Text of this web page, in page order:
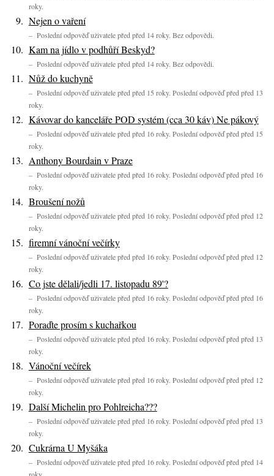
roky.
Nejen o vaření
– Poslední odpověď uživatele před před 14 roky. Bez odpovědi.
Kam na jídlo v podhůří Beskyd?
– Poslední odpověď uživatele před před 14 roky. Bez odpovědi.
Nůž do kuchyně
– Poslední odpověď uživatele před před 15 roky. Poslední odpověď před před 13
roky.
Kávovar do kanceláře POD systém (cca 30 káv) Ne pákový
– Poslední odpověď uživatele před před 16 roky. Poslední odpověď před před 15
roky.
Anthony Bourdain v Praze
– Poslední odpověď uživatele před před 16 roky. Poslední odpověď před před 16
roky.
Broušení nožů
– Poslední odpověď uživatele před před 16 roky. Poslední odpověď před před 12
roky.
firemní vánoční večírky
– Poslední odpověď uživatele před před 16 roky. Poslední odpověď před před 12
roky.
Co jste dělali/jedli 17. listopadu 89'?
– Poslední odpověď uživatele před před 16 roky. Poslední odpověď před před 16
roky.
Poraďte prosím s kuchařkou
– Poslední odpověď uživatele před před 16 roky. Poslední odpověď před před 13
roky.
Vánoční večírek
– Poslední odpověď uživatele před před 16 roky. Poslední odpověď před před 12
roky.
Další Michelin pro Pohlreicha???
– Poslední odpověď uživatele před před 16 roky. Poslední odpověď před před 13
roky.
Cukrárna U Myšáka
– Poslední odpověď uživatele před před 16 roky. Poslední odpověď před před 14